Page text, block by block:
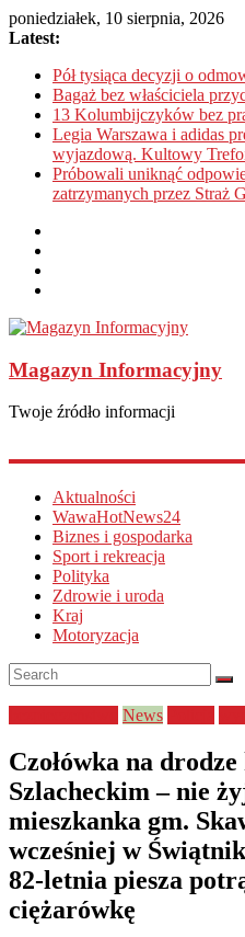
poniedziałek, 10 sierpnia, 2026
Latest:
Pół tysiąca decyzji o
Bagaż bez właściciela
13 Kolumbijczyków bez
Legia Warszawa i adidas
wyjazdową. Kultowy
Próbowali uniknąć
zatrzymanych przez Straż
Magazyn Informacyjny
Twoje źródło informacji
Aktualności
WawaHotNews24
Biznes i gospodarka
Sport i rekreacja
Polityka
Zdrowie i uroda
Kraj
Motoryzacja
News
Czołówka na
Szlacheckim – nie
mieszkanka gm.
wcześniej w
82-letnia piesza
ciężarówkę